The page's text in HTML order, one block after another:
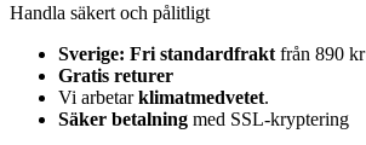
Handla säkert och pålitligt
Sverige: Fri standardfrakt från 890 kr
Gratis returer
Vi arbetarklimatmedvetet.
Säker betalning med SSL-kryptering